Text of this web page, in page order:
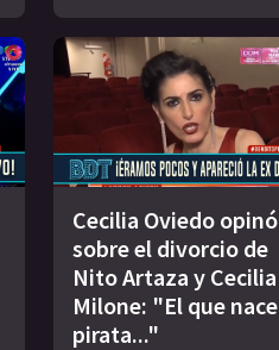
Cecilia Oviedo opinó
sobre el divorcio de
Nito Artaza y Cecilia
Milone: "El que nace
pirata..."